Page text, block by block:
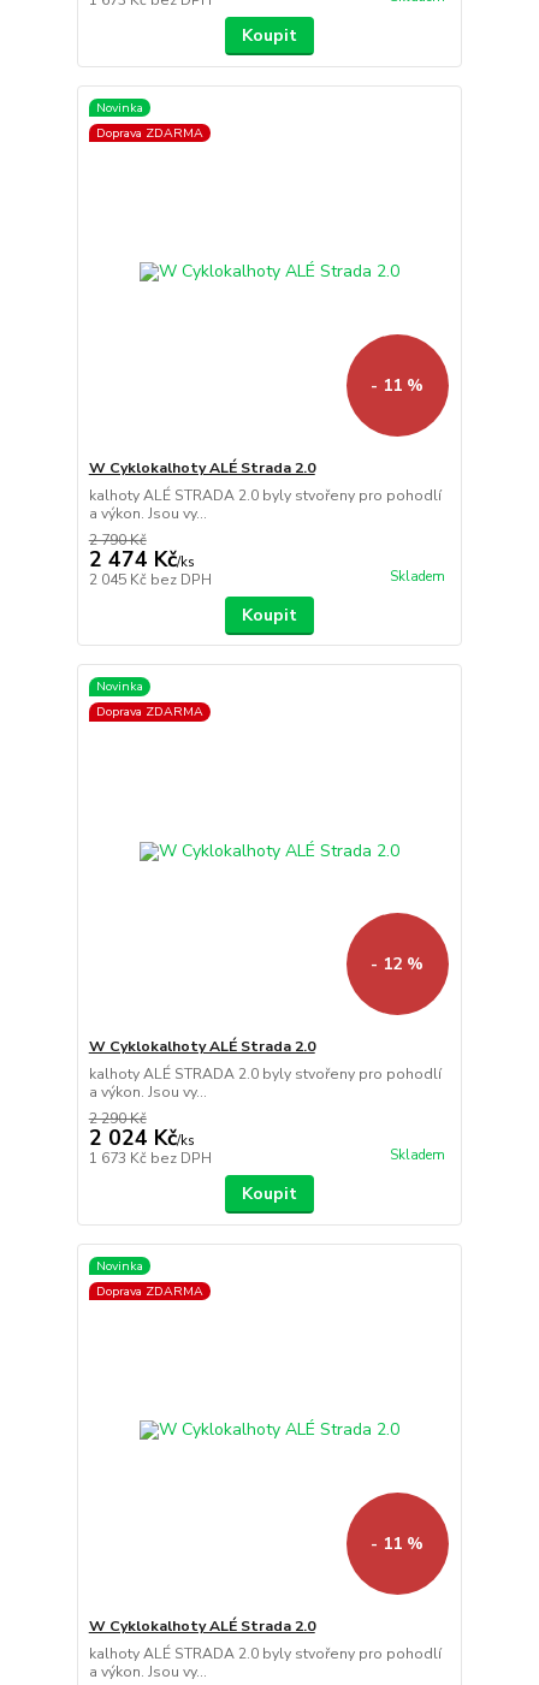
Koupit
Novinka
Doprava ZDARMA
- 11 %
W Cyklokalhoty ALÉ Strada 2.0
kalhoty ALÉ STRADA 2.0 byly stvořeny pro pohodlí
a výkon. Jsou vy...
2 790 Kč
2 474 Kč/ks
2 045 Kč bez DPH Skladem
Koupit
Novinka
Doprava ZDARMA
- 12 %
W Cyklokalhoty ALÉ Strada 2.0
kalhoty ALÉ STRADA 2.0 byly stvořeny pro pohodlí
a výkon. Jsou vy...
2 290 Kč
2 024 Kč/ks
1 673 Kč bez DPH Skladem
Koupit
Novinka
Doprava ZDARMA
- 11 %
W Cyklokalhoty ALÉ Strada 2.0
kalhoty ALÉ STRADA 2.0 byly stvořeny pro pohodlí
a výkon. Jsou vy...